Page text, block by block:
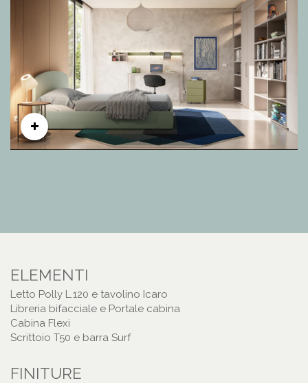
ELEMENTI
Letto Polly L.120 e tavolino Icaro
Libreria bifacciale e Portale cabina
Cabina Flexi
Scrittoio T50 e barra Surf
FINITURE